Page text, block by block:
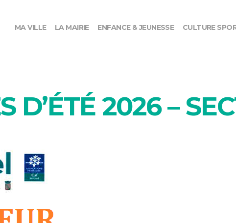
MA VILLE LA MAIRIE ENFANCE & JEUNESSE CULTURE
D’ÉTÉ 2026 –